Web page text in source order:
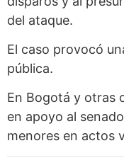
del ataque.
El caso provocó
pública.
En Bogotá y otras
en apoyo al
menores en actos